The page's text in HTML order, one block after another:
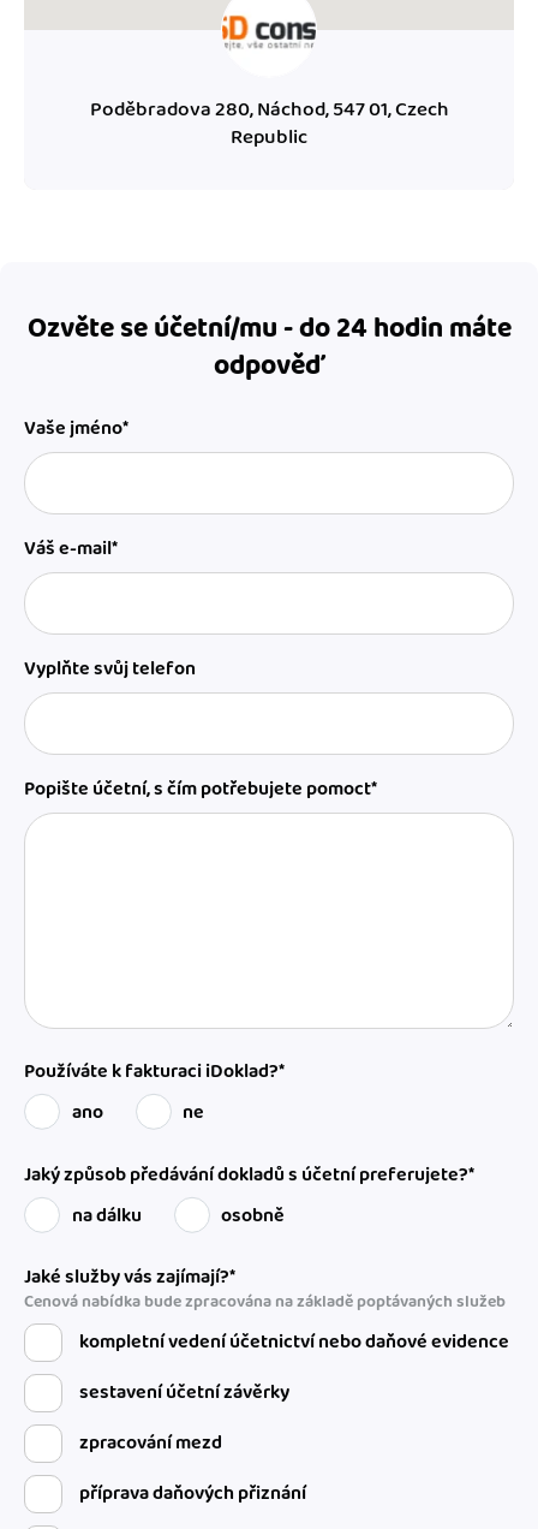
Poděbradova 280, Náchod, 547 01, Czech
Republic
Ozvěte se účetní/mu - do 24 hodin máte
odpověď
Vaše jméno*
Váš e-mail*
Vyplňte svůj telefon
Popište účetní, s čím potřebujete pomoct*
Používáte k fakturaci iDoklad?*
ano
ne
Jaký způsob předávání dokladů s účetní preferujete?*
na dálku
osobně
Jaké služby vás zajímají?*
Cenová nabídka bude zpracována na základě poptávaných služeb
kompletní vedení účetnictví nebo daňové evidence
sestavení účetní závěrky
zpracování mezd
příprava daňových přiznání